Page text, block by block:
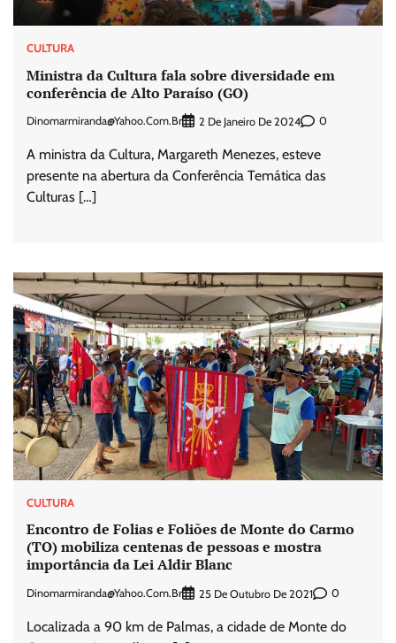
CULTURA
Ministra da Cultura fala sobre diversidade em
conferência de Alto Paraíso (GO)
Dinomarmiranda@yahoo.com.br 2 De Janeiro De 2024 0
A ministra da Cultura, Margareth Menezes, esteve
presente na abertura da Conferência Temática das
Culturas […]
CULTURA
Encontro de Folias e Foliões de Monte do Carmo
(TO) mobiliza centenas de pessoas e mostra
importância da Lei Aldir Blanc
Dinomarmiranda@yahoo.com.br 25 De Outubro De 2021 0
Localizada a 90 km de Palmas, a cidade de Monte do